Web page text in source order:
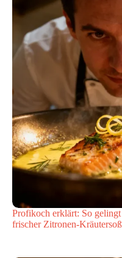
Profikoch erklärt: So
frischer Zitronen-